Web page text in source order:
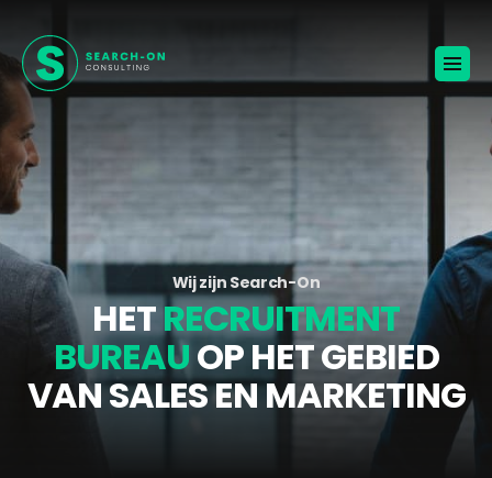
Voor werkgevers
Vacatures
Jouw carrière
KANDIDATEN ONTVANGEN 🚀
BROCHURE VOOR WERKGEVERS
Wij zijn Search-On
HETRECRUITMENT
BUREAUOP HET GEBIED
VAN SALES EN MARKETING